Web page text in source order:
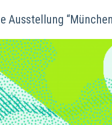
Ausstellung